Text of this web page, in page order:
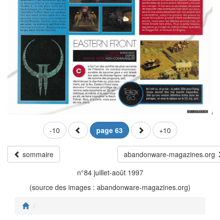
-10 page 63 +10
sommaire
abandonware-magazines.org
n°84 juillet-août 1997
(source des images : abandonware-magazines.org)